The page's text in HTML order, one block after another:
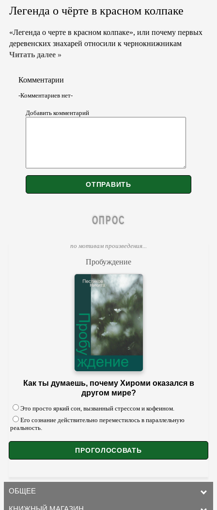
Легенда о чёрте в красном колпаке
«Легенда о черте в красном колпаке», или почему первых
деревенских знахарей относили к чернокнижникам
Читать далее »
Комментарии
-Комментариев нет-
Добавить комментарий
ОПРОС
по мотивам произведения...
Пробуждение
Как ты думаешь, почему Хироми оказался в
другом мире?
Это просто яркий сон, вызванный стрессом и кофеином.
Его сознание действительно переместилось в параллельную
реальность.
ОБЩЕЕ